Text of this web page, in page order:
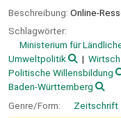
Beschreibung: Online-
Schlagwörter:
Ministerium für
Umweltpolitik
Politische Willensbildung
Baden-Württemberg
Genre/Form:
Zeitschrift